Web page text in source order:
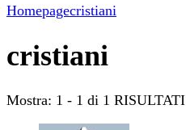
Homepagecristiani
cristiani
Mostra: 1 - 1 di 1 RISULTATI